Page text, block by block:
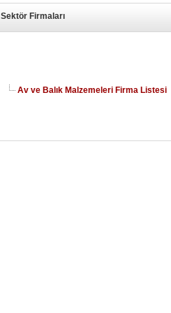
Sektör Firmaları
Av ve Balık Malzemeleri Firma Listesi